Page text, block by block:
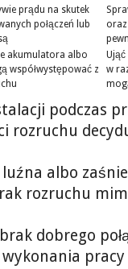
prądu na skutek
połączeń lub
akumulatora albo
współwystępować z
w
podczas
rozruchu
albo
rozruchu
dobrego